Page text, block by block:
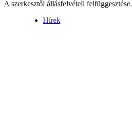
A szerkesztői állásfelvételi felfüggesztése.
Hírek